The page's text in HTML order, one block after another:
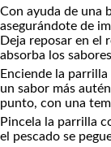
Con ayuda de una
asegurándote de
Deja reposar en el
absorba los
Enciende la
un sabor más
punto, con una
Pincela la parrilla
el pescado se